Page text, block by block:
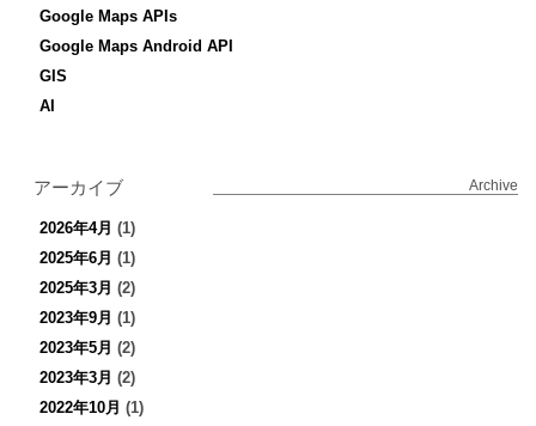
Google Maps APIs
Google Maps Android API
GIS
AI
アーカイブ Archive
2026年4月 (1)
2025年6月 (1)
2025年3月 (2)
2023年9月 (1)
2023年5月 (2)
2023年3月 (2)
2022年10月 (1)